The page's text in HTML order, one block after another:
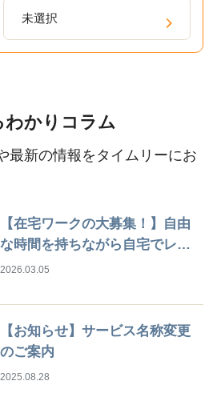
未選択
わかりコラム
最新の情報をタイムリーにお
【在宅ワークの大募集！】自由
な時間を持ちながら自宅でレセ
プト業務
2026.03.05
【お知らせ】サービス名称変更
のご案内
2025.08.28